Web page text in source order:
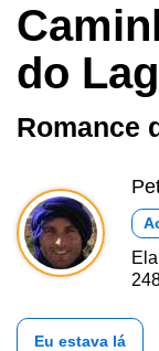
do
Romance
Eu estava lá